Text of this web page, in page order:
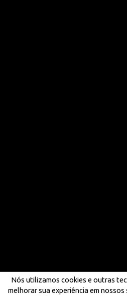
Nós utilizamos cookies e outras
melhorar sua experiência em